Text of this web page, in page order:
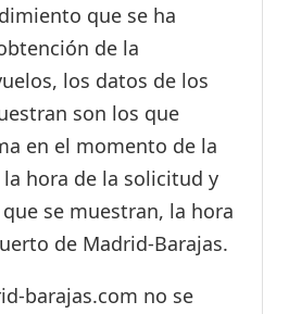
que se ha
de la
los datos de los
son los que
en el momento de la
hora de la solicitud y
se muestran, la hora
de Madrid-Barajas.
barajas.com no se